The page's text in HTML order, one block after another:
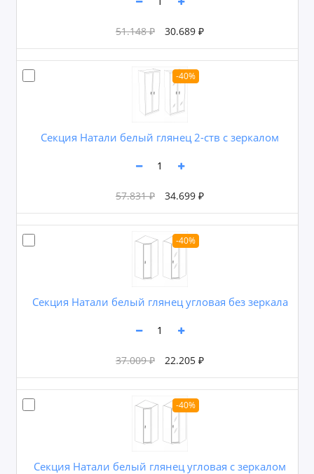
51.148 ₽ 30.689 ₽
-40%
Секция Натали белый глянец 2-ств с зеркалом
57.831 ₽ 34.699 ₽
-40%
Секция Натали белый глянец угловая без зеркала
37.009 ₽ 22.205 ₽
-40%
Секция Натали белый глянец угловая с зеркалом